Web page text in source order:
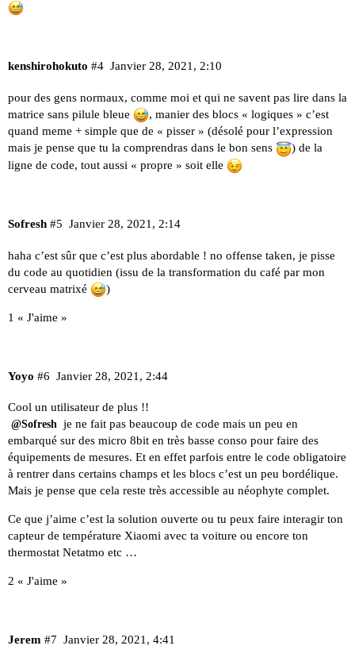
kenshirohokuto Janvier 28, 2021, 2:10
#4
pour des gens normaux, comme moi et qui ne savent pas lire dans la
matrice sans pilule bleue
, manier des blocs « logiques » c’est
quand meme + simple que de « pisser » (désolé pour l’expression
mais je pense que tu la comprendras dans le bon sens
) de la
ligne de code, tout aussi « propre » soit elle
Sofresh Janvier 28, 2021, 2:14
#5
haha c’est sûr que c’est plus abordable ! no offense taken, je pisse
du code au quotidien (issu de la transformation du café par mon
cerveau matrixé
)
1 « J'aime »
Yoyo Janvier 28, 2021, 2:44
#6
Cool un utilisateur de plus !!
@Sofresh je ne fait pas beaucoup de code mais un peu en
embarqué sur des micro 8bit en très basse conso pour faire des
équipements de mesures. Et en effet parfois entre le code obligatoire
à rentrer dans certains champs et les blocs c’est un peu bordélique.
Mais je pense que cela reste très accessible au néophyte complet.
Ce que j’aime c’est la solution ouverte ou tu peux faire interagir ton
capteur de température Xiaomi avec ta voiture ou encore ton
thermostat Netatmo etc …
2 « J'aime »
Jerem Janvier 28, 2021, 4:41
#7